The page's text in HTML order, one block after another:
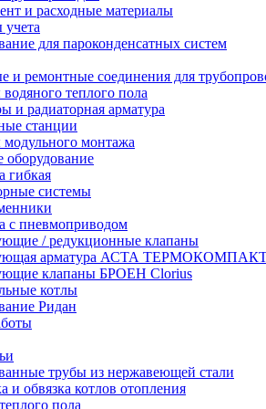
и расходные материалы
для пароконденсатных систем
и ремонтные соединения для
теплого пола
и радиаторная арматура
станции
монтажа
оборудование
гибкая
системы
с пневмоприводом
/ редукционные клапаны
арматура АСТА
клапаны БРОЕН Clorius
котлы
Ридан
трубы из нержавеющей стали
и обвязка котлов отопления
пола